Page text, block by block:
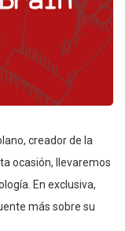
creador de la
ocasión, llevaremos
En exclusiva,
más sobre su